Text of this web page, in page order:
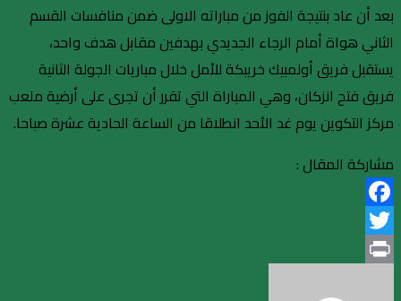
بعد أن عاد بنتيجة الفوز من مباراته الاولى ضمن منافسات القسم
الثاني هواة أمام الرجاء الجديدي بهدفين مقابل هدف واحد،
يستقبل فريق أولمبيك خريبكة للأمل خلال مباريات الجولة الثانية
فريق فتح انزكان، وهي المباراة التي تقرر أن تجرى على أرضية ملعب
مركز التكوين يوم غد الأحد انطلاقا من الساعة الحادية عشرة صباحا.
مشاركة المقال :
Facebook
Twitter